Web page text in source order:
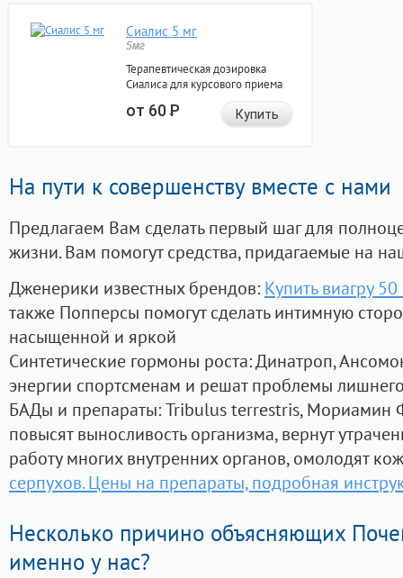
Сиалис 5 мг
5мг
Терапевтическая дозировка
Сиалиса для курсового приема
от 60Р Купить
На пути к совершенству вместе с нами
Предлагаем Вам сделать первый шаг для
жизни. Вам помогут средства, придагаемые на
Дженерики известных брендов: Купить виагру
также Попперсы помогут сделать интимную
насыщенной и яркой
Синтетические гормоны роста: Динатроп,
энергии спортсменам и решат проблемы
БАДы и препараты:Tribulus terrestris, Мориамин
повысят выносливость организма, вернут
работу многих внутренних органов, омолодят
серпухов. Цены на препараты, подробная
Несколько причино объясняющих
именно у нас?